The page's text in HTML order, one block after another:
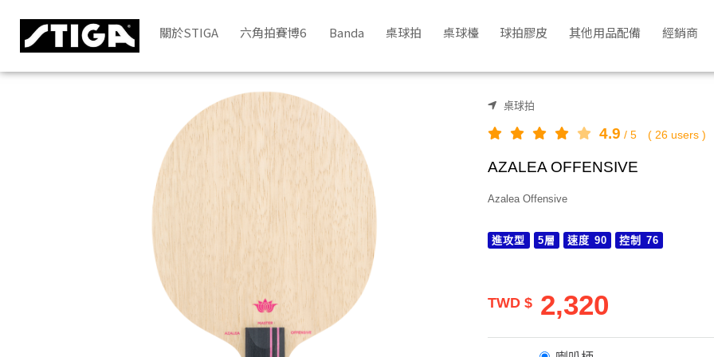
關於STIGA 六角拍賽博6 Banda 桌球拍 桌球檯 球拍膠皮 其他用品配備 經銷商
桌球拍
4.9 / 5 ( 26 users )
AZALEA OFFENSIVE
Azalea Offensive
進攻型 5層 速度 90 控制 76
TWD $ 2,320